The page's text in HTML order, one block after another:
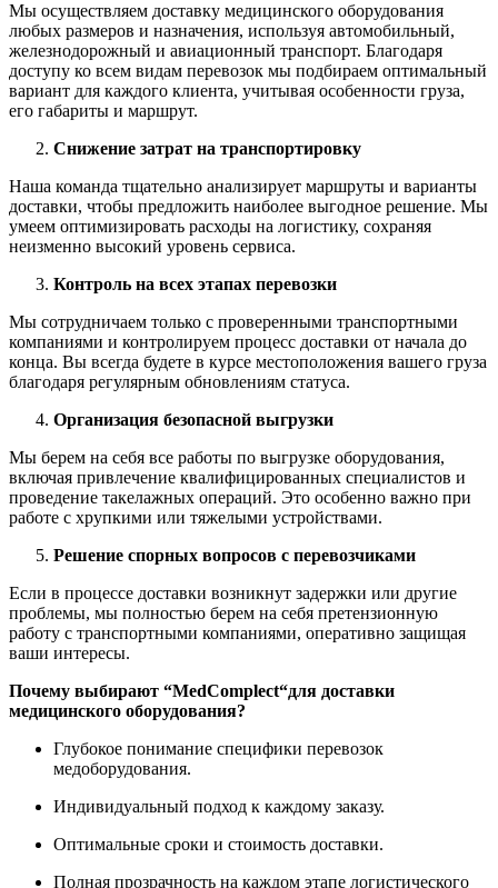
Мы осуществляем доставку медицинского оборудования
любых размеров и назначения, используя автомобильный,
железнодорожный и авиационный транспорт. Благодаря
доступу ко всем видам перевозок мы подбираем оптимальный
вариант для каждого клиента, учитывая особенности груза,
его габариты и маршрут.
Снижение затрат на транспортировку
Наша команда тщательно анализирует маршруты и варианты
доставки, чтобы предложить наиболее выгодное решение. Мы
умеем оптимизировать расходы на логистику, сохраняя
неизменно высокий уровень сервиса.
Контроль на всех этапах перевозки
Мы сотрудничаем только с проверенными транспортными
компаниями и контролируем процесс доставки от начала до
конца. Вы всегда будете в курсе местоположения вашего груза
благодаря регулярным обновлениям статуса.
Организация безопасной выгрузки
Мы берем на себя все работы по выгрузке оборудования,
включая привлечение квалифицированных специалистов и
проведение такелажных операций. Это особенно важно при
работе с хрупкими или тяжелыми устройствами.
Решение спорных вопросов с перевозчиками
Если в процессе доставки возникнут задержки или другие
проблемы, мы полностью берем на себя претензионную
работу с транспортными компаниями, оперативно защищая
ваши интересы.
Почему выбирают “MedComplect“для доставки
медицинского оборудования?
Глубокое понимание специфики перевозок
медоборудования.
Индивидуальный подход к каждому заказу.
Оптимальные сроки и стоимость доставки.
Полная прозрачность на каждом этапе логистического